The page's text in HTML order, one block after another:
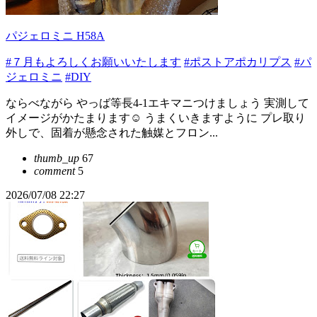
パジェロミニ H58A
#７月もよろしくお願いいたします #ポストアポカリプス #パ
ジェロミニ #DIY
ならべながら やっば等長4-1エキマニつけましょう 実測して
イメージがかたまります☺️ うまくいきますように プレ取り
外しで、固着が懸念された触媒とフロン...
thumb_up 67
comment5
2026/07/08 22:27